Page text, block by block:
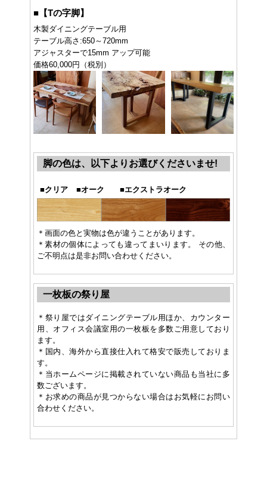
■ 【Tの字脚】
木製ダイニングテーブル用
テーブル高さ:650～720mm
アジャスターで15mm アップ可能
価格60,000円（税別）
脚の色は、以下よりお選びくださいませ!
■クリア ■オーク ■エクストラオーク
＊画面の色と実物は色が違うことがあります。
＊素材の個体によっても違ってまいります。 その他、
ご不明点は是非お問い合わせください。
一枚板の祭り屋
＊祭り屋ではダイニングテーブル用ほか、カウンター
用、オフィス会議室用の一枚板を多数ご用意しており
ます。
＊国内、海外から直接仕入れて格安で販売しておりま
す。
＊当ホームページに掲載されていない商品も当社に多
数ございます。
＊お求めの商品が見つからない場合はお気軽にお問い
合わせください。